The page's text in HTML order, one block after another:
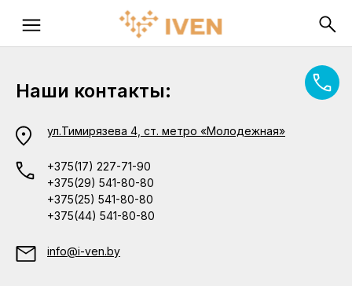
Наши контакты:
ул.Тимирязева 4, ст. метро «Молодежная»
+375(17) 227-71-90
+375(29) 541-80-80
+375(25) 541-80-80
+375(44) 541-80-80
info@i-ven.by